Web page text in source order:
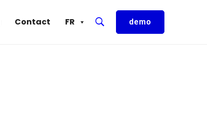
FR
Contact demo